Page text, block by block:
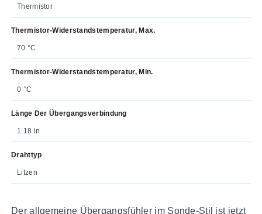
Thermistor
Thermistor-Widerstandstemperatur, Max.
70 °C
Thermistor-Widerstandstemperatur, Min.
0 °C
Länge Der Übergangsverbindung
1.18 in
Drahttyp
Litzen
Der allgemeine Übergangsfühler im Sonde-Stil ist jetzt